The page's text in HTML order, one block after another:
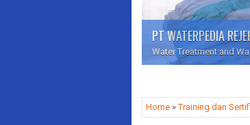
PT WATERPEDIA
Water Treatment and
Home »Training dan